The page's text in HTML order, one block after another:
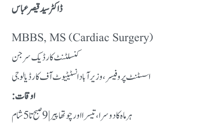
ڈاکٹر سید قیصر عباس
MBBS, MS (Cardiac Surgery)
کنسلٹنٹ کارڈیک سرجن
اسسٹنٹ پروفیسر، وزیرآباد انسٹیٹیوٹ آف کارڈیالوجی
اوقات:
ہر ماہ کا دوسرا، تیسرا اور چوتھا پیر | 9 صبح تا 5 شام